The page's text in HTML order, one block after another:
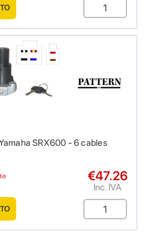
SRX600 - 6 cables
€47.26
Inc. IVA